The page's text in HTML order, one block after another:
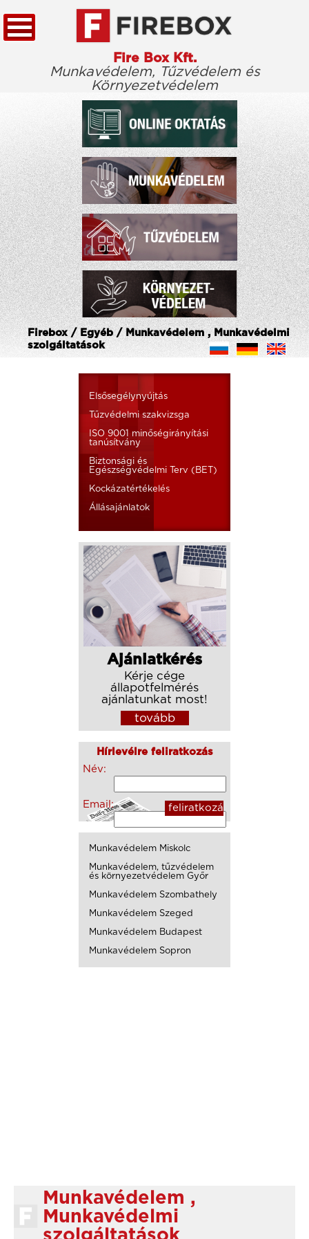
Fire Box Kft.
Munkavédelem, Tűzvédelem és
Környezetvédelem
KEZDŐLAP
TÖRVÉNYTÁR
CÉGÜNKRŐL
KIEMELT ÜGYFELEINK
ELÉRHETŐSÉG
Firebox / Egyéb / Munkavédelem , Munkavédelmi
szolgáltatások
Elsősegélynyújtás
Tűzvédelmi szakvizsga
ISO 9001 minőségirányítási
tanúsítvány
Biztonsági és
Egészségvédelmi Terv (BET)
Kockázatértékelés
Állásajánlatok
Ajánlatkérés
Kérje cége
állapotfelmérés
ajánlatunkat most!
tovább
Hírlevélre feliratkozás
Név:
Email:
Munkavédelem Miskolc
Munkavédelem, tűzvédelem
és környezetvédelem Győr
Munkavédelem Szombathely
Munkavédelem Szeged
Munkavédelem Budapest
Munkavédelem Sopron
Munkavédelem ,
Munkavédelmi
szolgáltatások